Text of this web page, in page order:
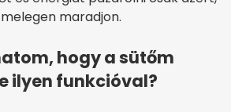
maradjon.
hogy a sütőm
ilyen funkcióval?